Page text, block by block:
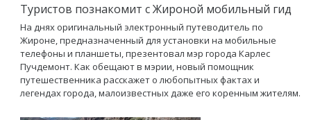
Туристов познакомит с Жироной мобильный гид
На днях оригинальный электронный путеводитель по
Жироне, предназначенный для установки на мобильные
телефоны и планшеты, презентовал мэр города Карлес
Пучдемонт. Как обещают в мэрии, новый помощник
путешественника расскажет о любопытных фактах и
легендах города, малоизвестных даже его коренным жителям.